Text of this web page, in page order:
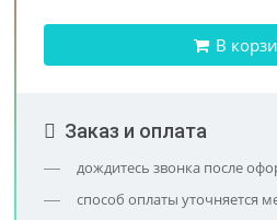
В
Заказ и оплата
дождитесь звонка после
способ оплаты уточняется